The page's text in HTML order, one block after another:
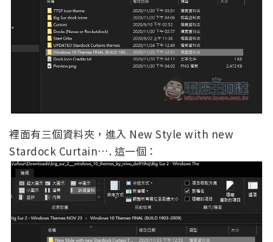
裡面有三個資料夾，進入 New Style with new
Stardock Curtain…. 這一個：